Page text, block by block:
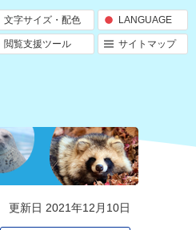
文字サイズ・配色 LANGUAGE
閲覧支援ツール サイトマップ
更新日 2021年12月10日